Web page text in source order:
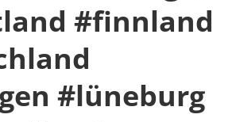
#finnland
#lüneburg